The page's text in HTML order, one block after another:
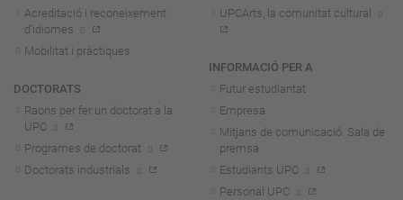
Acreditació i reconeixement
d'idiomes
Mobilitat i pràctiques
DOCTORATS
Raons per fer un doctorat a la
UPC
Programes de doctorat
Doctorats industrials
UPCArts, la comunitat cultural
INFORMACIÓ PER A
Futur estudiantat
Empresa
Mitjans de comunicació. Sala de
premsa
Estudiants UPC
Personal UPC